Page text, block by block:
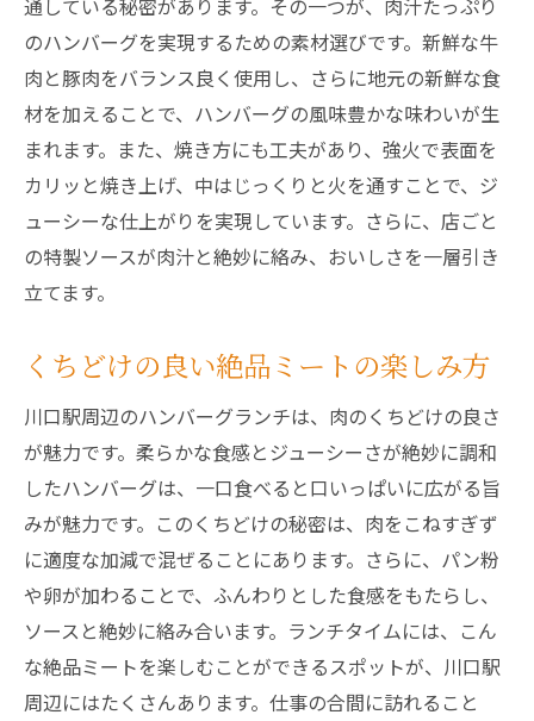
通している秘密があります。その一つが、肉汁たっぷり
のハンバーグを実現するための素材選びです。新鮮な牛
肉と豚肉をバランス良く使用し、さらに地元の新鮮な食
材を加えることで、ハンバーグの風味豊かな味わいが生
まれます。また、焼き方にも工夫があり、強火で表面を
カリッと焼き上げ、中はじっくりと火を通すことで、ジ
ューシーな仕上がりを実現しています。さらに、店ごと
の特製ソースが肉汁と絶妙に絡み、おいしさを一層引き
立てます。
くちどけの良い絶品ミートの楽しみ方
川口駅周辺のハンバーグランチは、肉のくちどけの良さ
が魅力です。柔らかな食感とジューシーさが絶妙に調和
したハンバーグは、一口食べると口いっぱいに広がる旨
みが魅力です。このくちどけの秘密は、肉をこねすぎず
に適度な加減で混ぜることにあります。さらに、パン粉
や卵が加わることで、ふんわりとした食感をもたらし、
ソースと絶妙に絡み合います。ランチタイムには、こん
な絶品ミートを楽しむことができるスポットが、川口駅
周辺にはたくさんあります。仕事の合間に訪れること